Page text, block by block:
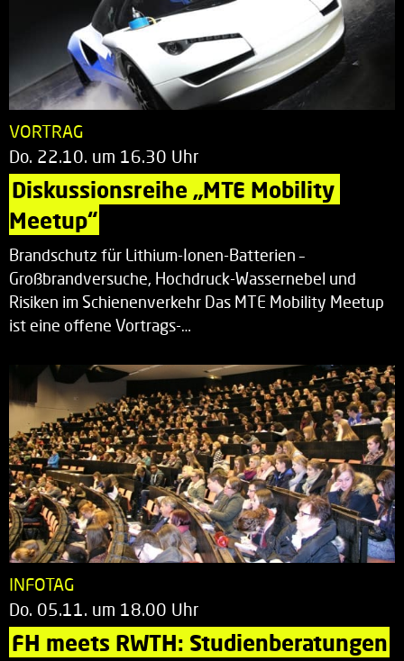
VORTRAG
Do. 22.10. um 16.30 Uhr
Diskussionsreihe „MTE Mobility
Meetup“
Brandschutz für Lithium-Ionen-Batterien –
Großbrandversuche, Hochdruck-Wassernebel und
Risiken im Schienenverkehr Das MTE Mobility Meetup
ist eine offene Vortrags-…
INFOTAG
Do. 05.11. um 18.00 Uhr
FH meets RWTH: Studienberatungen